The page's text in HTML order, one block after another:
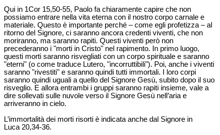
Qui in 1Cor 15,50-55, Paolo fa chiaramente capire che non
possiamo entrare nella vita eterna con il nostro corpo carnale e
materiale. Questo è importante perché – come egli profetizza – al
ritorno del Signore, ci saranno ancora credenti viventi, che non
moriranno, ma saranno rapiti. Questi viventi però non
precederanno i "morti in Cristo" nel rapimento. In primo luogo,
questi morti saranno risvegliati con un corpo spirituale e saranno
"eterni" (o come traduce Lutero, "incorruttibili"). Poi, anche i viventi
saranno "rivestiti" e saranno quindi tutti immortali. I loro corpi
saranno quindi uguali a quello del Signore Gesù, subito dopo il suo
risveglio. E allora entrambi i gruppi saranno rapiti insieme, vale a
dire sollevati sulle nuvole verso il Signore Gesù nell’aria e
arriveranno in cielo.
L’immortalità dei morti risorti è indicata anche dal Signore in
Luca 20,34-36.